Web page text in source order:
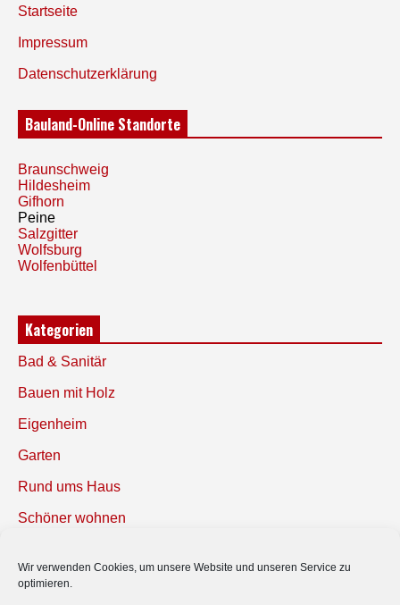
Wir verwenden Cookies, um unsere Website und unseren Service zu
optimieren.
Startseite
Impressum
Datenschutzerklärung
Bauland-Online Standorte
Braunschweig
Hildesheim
Gifhorn
Peine
Salzgitter
Wolfsburg
Wolfenbüttel
Kategorien
Bad & Sanitär
Bauen mit Holz
Eigenheim
Garten
Rund ums Haus
Schöner wohnen